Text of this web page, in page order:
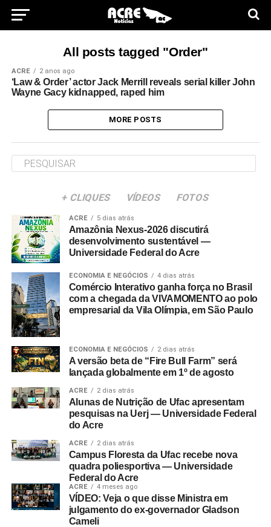
All posts tagged "Order"
ACRE 2 anos ago
‘Law & Order’ actor Jack Merrill reveals serial killer John
Wayne Gacy kidnapped, raped him
MORE POSTS
+ CLIQUES VÍDEOS FOTOS
ACRE 5 dias atrás
Amazônia Nexus-2026 discutirá
desenvolvimento sustentável —
Universidade Federal do Acre
ECONOMIA E NEGÓCIOS 4 dias atrás
Comércio Interativo ganha força no Brasil
com a chegada da VIVAMOMENTO ao polo
empresarial da Vila Olímpia, em São Paulo
ECONOMIA E NEGÓCIOS 2 dias atrás
A versão beta de “Fire Bull Farm” será
lançada globalmente em 1º de agosto
ACRE 2 dias atrás
Alunas de Nutrição de Ufac apresentam
pesquisas na Uerj — Universidade Federal
do Acre
ACRE 2 dias atrás
Campus Floresta da Ufac recebe nova
quadra poliesportiva — Universidade
Federal do Acre
ACRE 4 meses ago
VÍDEO: Veja o que disse Ministra em
julgamento do ex-governador Gladson
Cameli